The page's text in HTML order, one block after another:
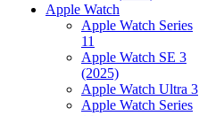
Apple Watch
Apple Watch Series
11
Apple Watch SE 3
(2025)
Apple Watch Ultra 3
Apple Watch Series